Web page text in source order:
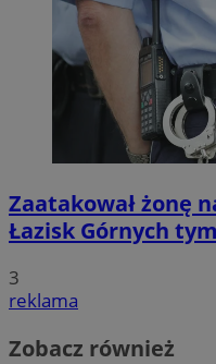
Zaatakował żonę
Łazisk Górnych
3
reklama
Zobacz również